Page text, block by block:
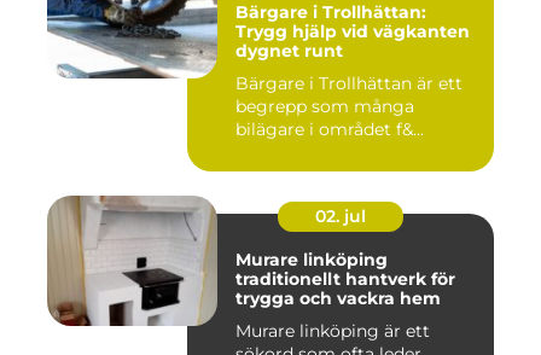
Bärgare i Trollhättan:
Trygg hjälp vid vägkanten
dygnet runt
Bärgare i Trollhättan är ett
begrepp som många
bilägare i området f&...
02. jul
Murare linköping
traditionellt hantverk för
trygga och vackra hem
Murare linköping är ett